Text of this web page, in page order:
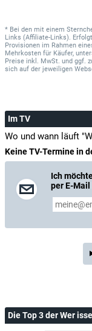
* Bei den mit einem
Links (Affiliate-Links).
Provisionen im Rahmen
Mehrkosten für Käufer,
Preise inkl. MwSt. und ggf.
sich auf der jeweiligen
Im TV
Wo und wann läuft
Keine TV-Termine in
Ich
per E-
Die Top 3 der Wer